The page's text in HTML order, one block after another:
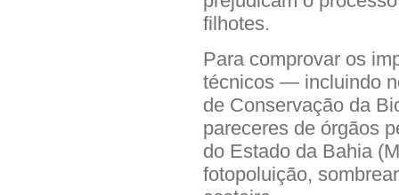
filhotes.
Para comprovar os
técnicos — incluindo
de Conservação da
pareceres de órgãos
do Estado da Bahia
fotopoluição,